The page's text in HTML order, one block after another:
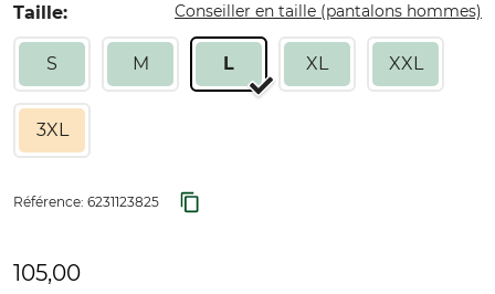
Taille: Conseiller en taille (pantalons hommes)
S M L XL XXL
3XL
Référence: 6231123825
105,00